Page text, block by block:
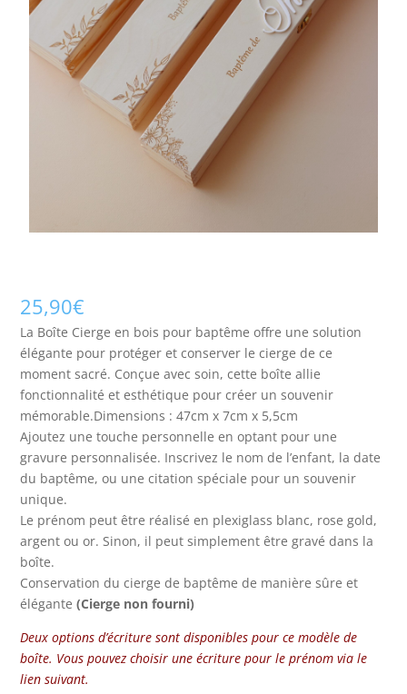
25,90€
La Boîte Cierge en bois pour baptême offre une solution
élégante pour protéger et conserver le cierge de ce
moment sacré. Conçue avec soin, cette boîte allie
fonctionnalité et esthétique pour créer un souvenir
mémorable.Dimensions : 47cm x 7cm x 5,5cm
Ajoutez une touche personnelle en optant pour une
gravure personnalisée. Inscrivez le nom de l’enfant, la date
du baptême, ou une citation spéciale pour un souvenir
unique.
Le prénom peut être réalisé en plexiglass blanc, rose gold,
argent ou or. Sinon, il peut simplement être gravé dans la
boîte.
Conservation du cierge de baptême de manière sûre et
élégante(Cierge non fourni)
Deux options d’écriture sont disponibles pour ce modèle de
boîte. Vous pouvez choisir une écriture pour le prénom via le
lien suivant.